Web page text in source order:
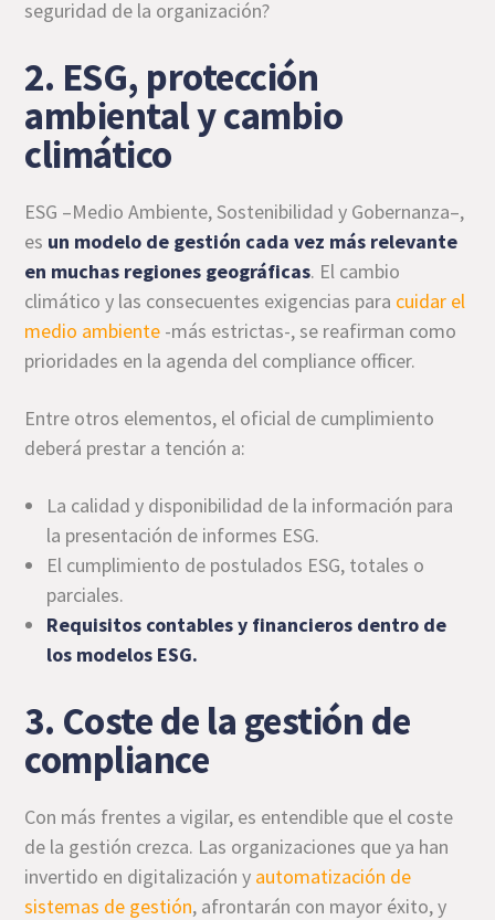
seguridad de la organización?
2. ESG, protección
ambiental y cambio
climático
ESG –Medio Ambiente, Sostenibilidad y Gobernanza–,
es un modelo de gestión cada vez más relevante
en muchas regiones geográficas. El cambio
climático y las consecuentes exigencias para cuidar el
medio ambiente -más estrictas-, se reafirman como
prioridades en la agenda del compliance officer.
Entre otros elementos, el oficial de cumplimiento
deberá prestar a tención a:
La calidad y disponibilidad de la información para
la presentación de informes ESG.
El cumplimiento de postulados ESG, totales o
parciales.
Requisitos contables y financieros dentro de
los modelos ESG.
3. Coste de la gestión de
compliance
Con más frentes a vigilar, es entendible que el coste
de la gestión crezca. Las organizaciones que ya han
invertido en digitalización y automatización de
sistemas de gestión, afrontarán con mayor éxito, y